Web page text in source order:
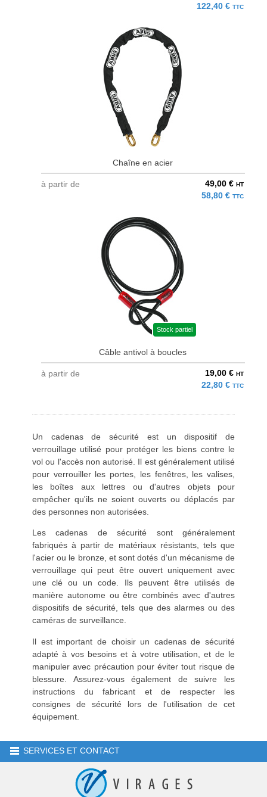
122,40 € TTC
Chaîne en acier
à partir de 49,00 € HT
58,80 € TTC
Stock partiel
Câble antivol à boucles
à partir de 19,00 € HT
22,80 € TTC
Un cadenas de sécurité est un dispositif de
verrouillage utilisé pour protéger les biens contre le
vol ou l'accès non autorisé. Il est généralement utilisé
pour verrouiller les portes, les fenêtres, les valises,
les boîtes aux lettres ou d'autres objets pour
empêcher qu'ils ne soient ouverts ou déplacés par
des personnes non autorisées.
Les cadenas de sécurité sont généralement
fabriqués à partir de matériaux résistants, tels que
l'acier ou le bronze, et sont dotés d'un mécanisme de
verrouillage qui peut être ouvert uniquement avec
une clé ou un code. Ils peuvent être utilisés de
manière autonome ou être combinés avec d'autres
dispositifs de sécurité, tels que des alarmes ou des
caméras de surveillance.
Il est important de choisir un cadenas de sécurité
adapté à vos besoins et à votre utilisation, et de le
manipuler avec précaution pour éviter tout risque de
blessure. Assurez-vous également de suivre les
instructions du fabricant et de respecter les
consignes de sécurité lors de l'utilisation de cet
équipement.
SERVICES ET CONTACT